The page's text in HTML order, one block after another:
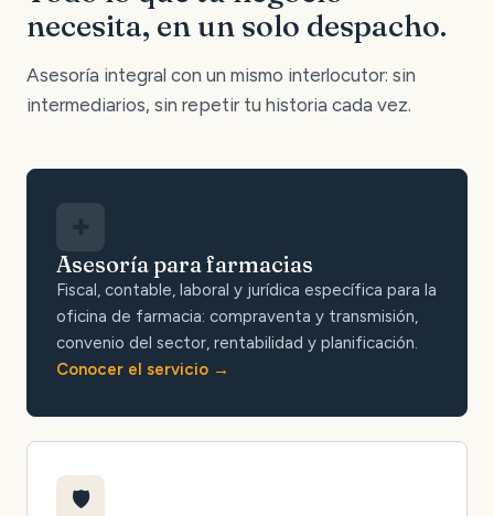
necesita, en un solo despacho.
Asesoría integral con un mismo interlocutor: sin
intermediarios, sin repetir tu historia cada vez.
Asesoría para farmacias
Fiscal, contable, laboral y jurídica específica para la
oficina de farmacia: compraventa y transmisión,
convenio del sector, rentabilidad y planificación.
Conocer el servicio
🛡️